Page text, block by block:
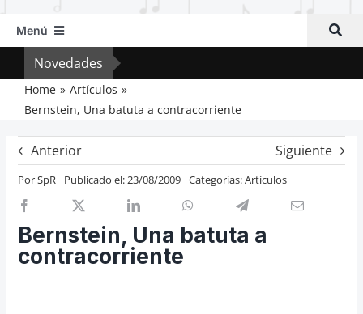
Menú
Inicio
Actual
Artículos
Crítica
Previos de ópera
Cosas de Beckmesser
Novedades
Home
Artículos
Bernstein, Una batuta a contracorriente
Anterior Siguiente
PorSpR Publicado el: 23/08/2009 Categorías:Artículos
Bernstein, Una batuta a
contracorriente